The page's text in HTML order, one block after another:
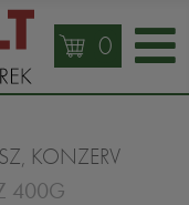
0
KONZERV
400G